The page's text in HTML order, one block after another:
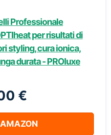
Professionale
per risultati di
styling, cura ionica,
durata - PROluxe
€